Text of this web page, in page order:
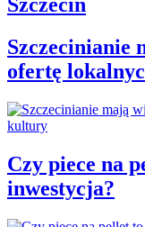
Szczecinianie
ofertę
Czy piece na
inwestycja?